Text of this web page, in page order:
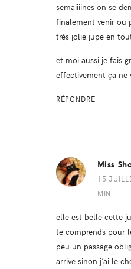
semaiiiines on se
finalement venir ou
très jolie jupe en
et moi aussi je fais
effectivement ça ne
RÉPONDRE
Miss
15
MIN
elle est belle cette
te comprends pour
peu un passage
arrive sinon j’ai le